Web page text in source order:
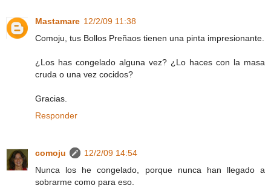
Mastamare 12/2/09 11:38
Comoju, tus Bollos Preñaos tienen una pinta impresionante.
¿Los has congelado alguna vez? ¿Lo haces con la masa
cruda o una vez cocidos?
Gracias.
Responder
comoju
12/2/09 14:54
Nunca los he congelado, porque nunca han llegado a
sobrarme como para eso.